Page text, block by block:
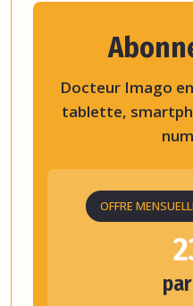
Docteur Imago
tablette,
OFFRE